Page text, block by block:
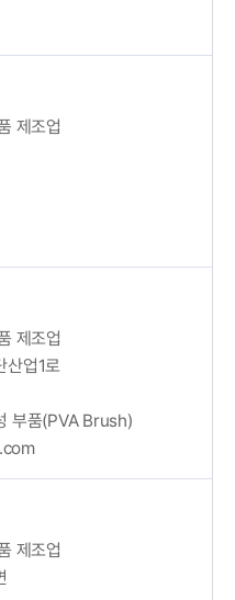
제조업
제조업
산업1로
부품(PVA Brush)
제조업